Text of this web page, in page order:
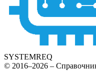
SYSTEMREQ
© 2016–2026 –